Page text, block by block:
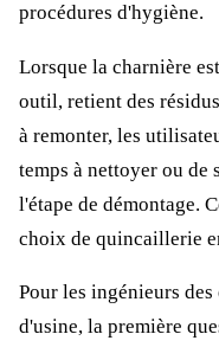
procédures d'hygiène.
Lorsque la charnière
outil, retient des
à remonter, les
temps à nettoyer ou de
l'étape de démontage.
choix de quincaillerie
Pour les ingénieurs
d'usine, la première